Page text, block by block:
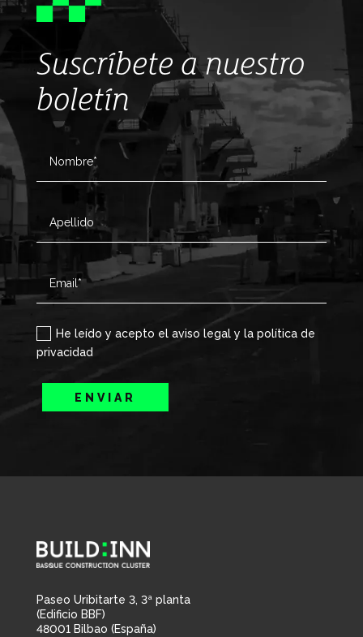
Suscríbete a nuestro
boletín
He leído y acepto el aviso legal y la política de
privacidad
ENVIAR
Paseo Uribitarte 3, 3ª planta
(Edificio BBF)
48001 Bilbao (España)